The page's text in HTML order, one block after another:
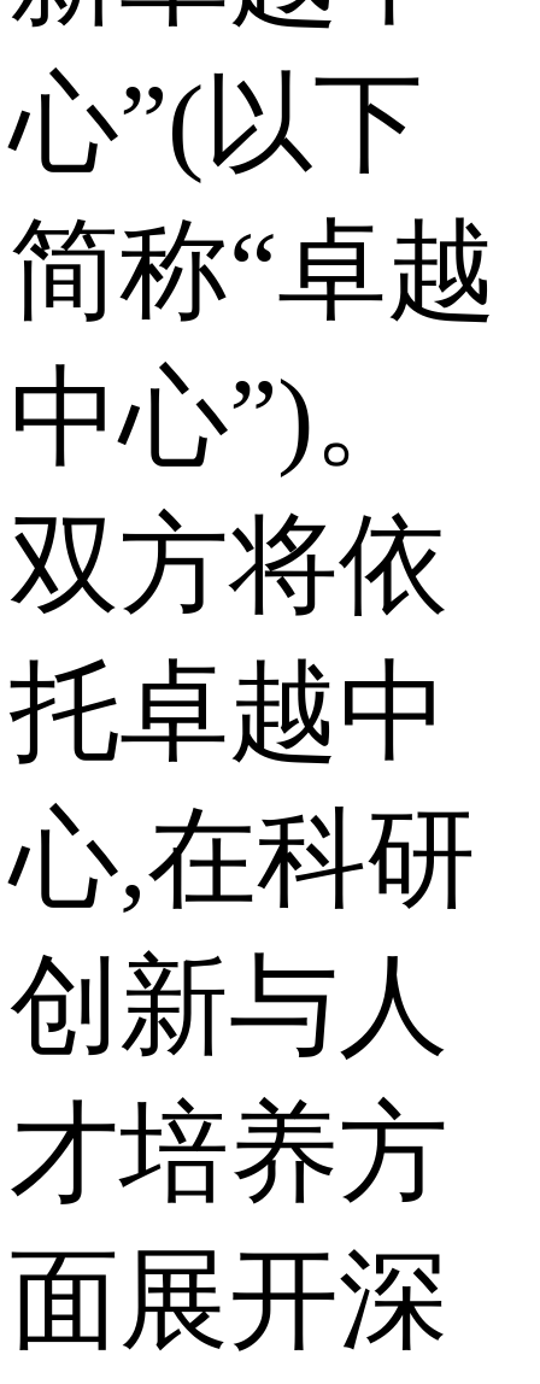
心”(以下
简称“卓越
中心”)。
双方将依
托卓越中
心,在科研
创新与人
才培养方
面展开深